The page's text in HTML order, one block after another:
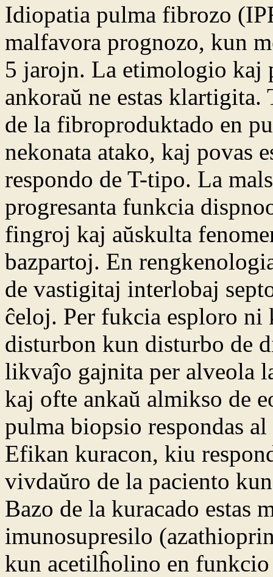
Idiopatia pulma fibrozo
malfavora prognozo, kun
5 jarojn. La etimologio kaj
ankoraŭ ne estas klartigita.
de la fibroproduktado en
nekonata atako, kaj povas
respondo de T-tipo. La
progresanta funkcia
fingroj kaj aŭskulta
bazpartoj. En
de vastigitaj interlobaj
ĉeloj. Per fukcia esploro
disturbon kun disturbo de
likvaĵo gajnita per alveola
kaj ofte ankaŭ almikso de
pulma biopsio respondas
Efikan kuracon, kiu
vivdaŭro de la paciento
Bazo de la kuracado estas
imunosupresilo
kun acetilĥolino en